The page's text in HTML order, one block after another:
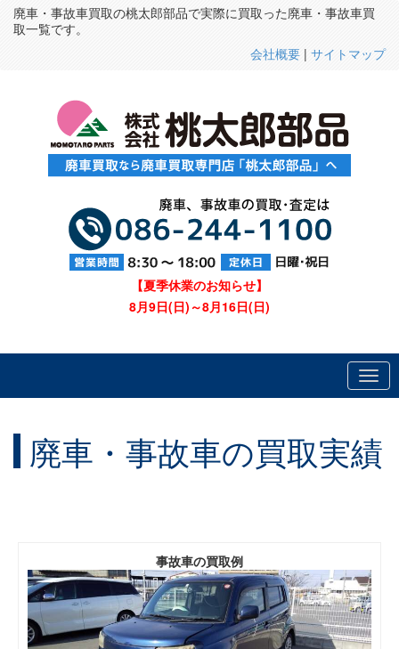
廃車・事故車買取の桃太郎部品で実際に買取った廃車・事故車買
取一覧です。
会社概要 | サイトマップ
【夏季休業のお知らせ】
8月9日(日)～8月16日(日)
廃車・事故車の買取実績
事故車の買取例